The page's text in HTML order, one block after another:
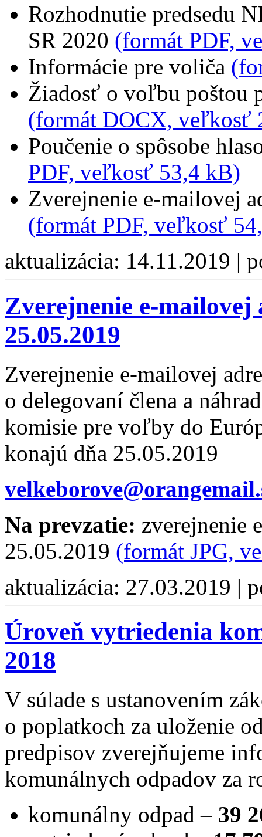
Rozhodnutie predsedu
SR 2020 (formát PDF,
Informácie pre voliča
Žiadosť o voľbu poštou
(formát DOCX, veľkosť
Poučenie o spôsobe
PDF, veľkosť 53,4 kB)
Zverejnenie e-mailovej
(formát PDF, veľkosť
aktualizácia: 14.11.2019 |
Zverejnenie e-
25.05.2019
Zverejnenie e-mailovej
o delegovaní člena a
komisie pre voľby do
konajú dňa 25.05.2019
Na prevzatie: zverejnenie
25.05.2019 (formát JPG,
aktualizácia: 27.03.2019 |
Úroveň vytriedenia
2018
V súlade s ustanovením
o poplatkoch za uloženie
predpisov zverejňujeme
komunálnych odpadov za
komunálny odpad – 39